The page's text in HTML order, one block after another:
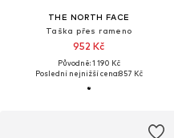
THE NORTH FACE
Taška přes rameno
952 Kč
Původně: 1 190 Kč
Poslední nejnižší cena:857 Kč